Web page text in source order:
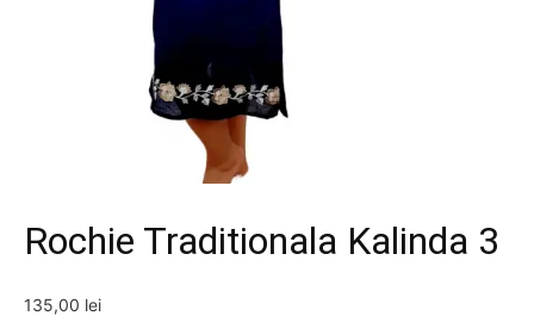
Rochie Traditionala Kalinda 3
135,00 lei